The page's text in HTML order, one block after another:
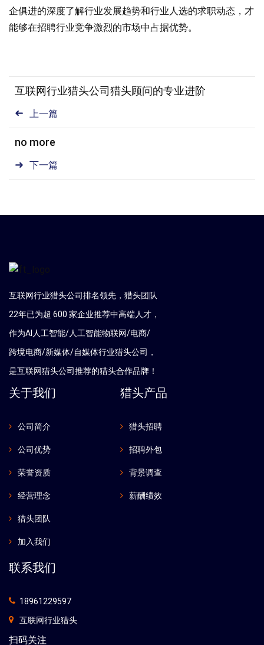
企俱进的深度了解行业发展趋势和行业人选的求职动态，才
能够在招聘行业竞争激烈的市场中占据优势。
上一篇
互联网行业猎头公司猎头顾问的专业进阶
下一篇
no more
互联网行业猎头公司排名领先，猎头团队
22年已为超 600 家企业推荐中高端人才，
作为AI人工智能/人工智能物联网/电商/
跨境电商/新媒体/自媒体行业猎头公司，
是互联网猎头公司推荐的猎头合作品牌！
关于我们
公司简介
公司优势
荣誉资质
经营理念
猎头团队
加入我们
猎头产品
猎头招聘
招聘外包
背景调查
薪酬绩效
联系我们
18961229597
互联网行业猎头
扫码关注